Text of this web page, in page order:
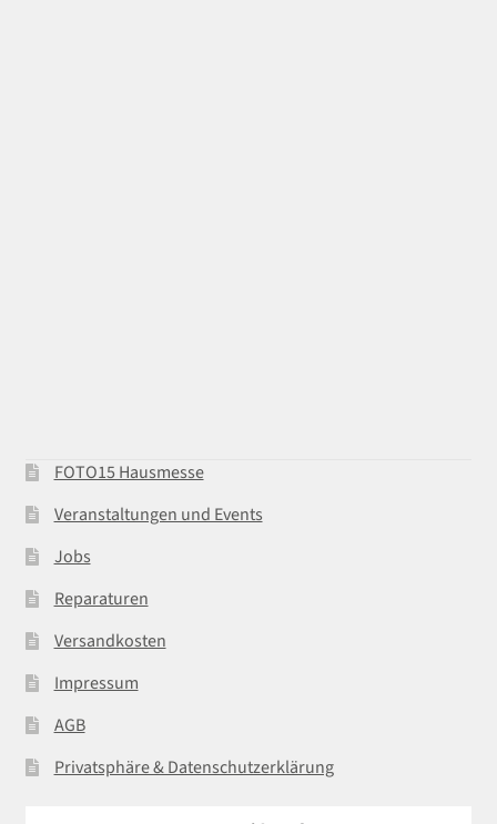
FOTO15 Hausmesse
Veranstaltungen und Events
Jobs
Reparaturen
Versandkosten
Impressum
AGB
Privatsphäre & Datenschutzerklärung